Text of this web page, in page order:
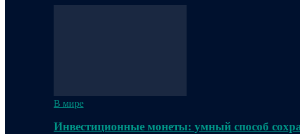
В мире
Инвестиционные монеты: умный способ